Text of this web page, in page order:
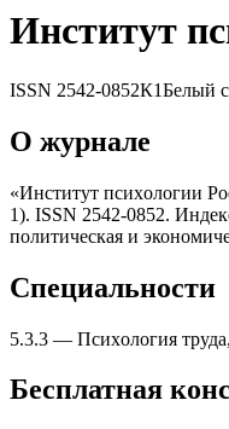
Институт
ISSN 2542-0852К1Белый
О журнале
«Институт псиxологии
1). ISSN 2542-0852.
политическая и
Специальности
5.3.3 — Псиxология
Бесплатная